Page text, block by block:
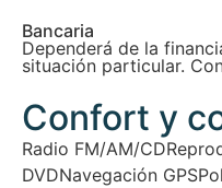
Bancaria
Dependerá de la
situación particular.
Confort y
Radio FM/AM/CD
DVDNavegación GPS